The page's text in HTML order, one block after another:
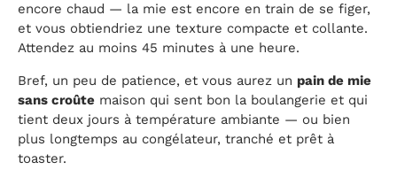
encore chaud — la mie est encore en train de se figer,
et vous obtiendriez une texture compacte et collante.
Attendez au moins 45 minutes à une heure.
Bref, un peu de patience, et vous aurez un pain de mie
sans croûte maison qui sent bon la boulangerie et qui
tient deux jours à température ambiante — ou bien
plus longtemps au congélateur, tranché et prêt à
toaster.